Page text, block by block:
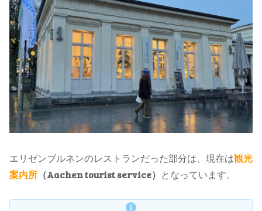
エリゼンブルネンのレストランだった部分は、現在は観光
案内所 （Aachen tourist service） となっています。